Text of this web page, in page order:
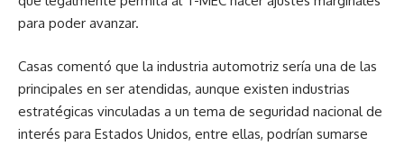
para poder avanzar.
Casas comentó que la industria automotriz sería una de las
principales en ser atendidas, aunque existen industrias
estratégicas vinculadas a un tema de seguridad nacional de
interés para Estados Unidos, entre ellas, podrían sumarse